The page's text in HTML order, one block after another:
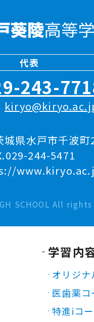
代表
243-
城県水戸市千波
244-5471
SCHOOL All
学習内
オリジ
医歯薬コ
特進iコ